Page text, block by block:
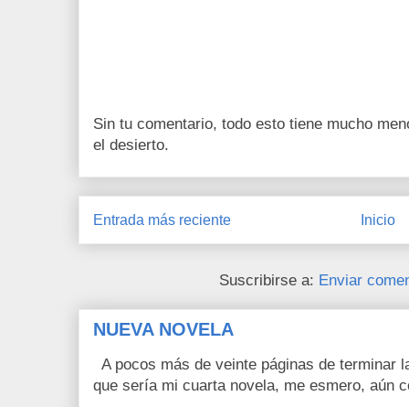
Sin tu comentario, todo esto tiene mucho
el desierto.
Entrada más reciente Inicio
Suscribirse a: Enviar
NUEVA NOVELA
A pocos más de veinte páginas de terminar
que sería mi cuarta novela, me esmero, aún